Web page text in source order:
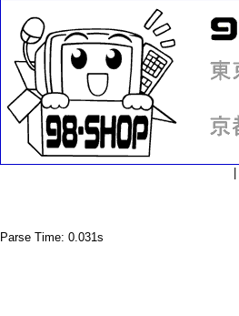
Parse Time: 0.031s